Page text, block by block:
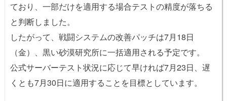
ており、一部だけを適用する場合テストの精度が落ちる
と判断しました。
したがって、戦闘システムの改善パッチは7月18日
（金）、黒い砂漠研究所に一括適用される予定です。
公式サーバーテスト状況に応じて早ければ7月23日、遅
くとも7月30日に適用することを目標としています。